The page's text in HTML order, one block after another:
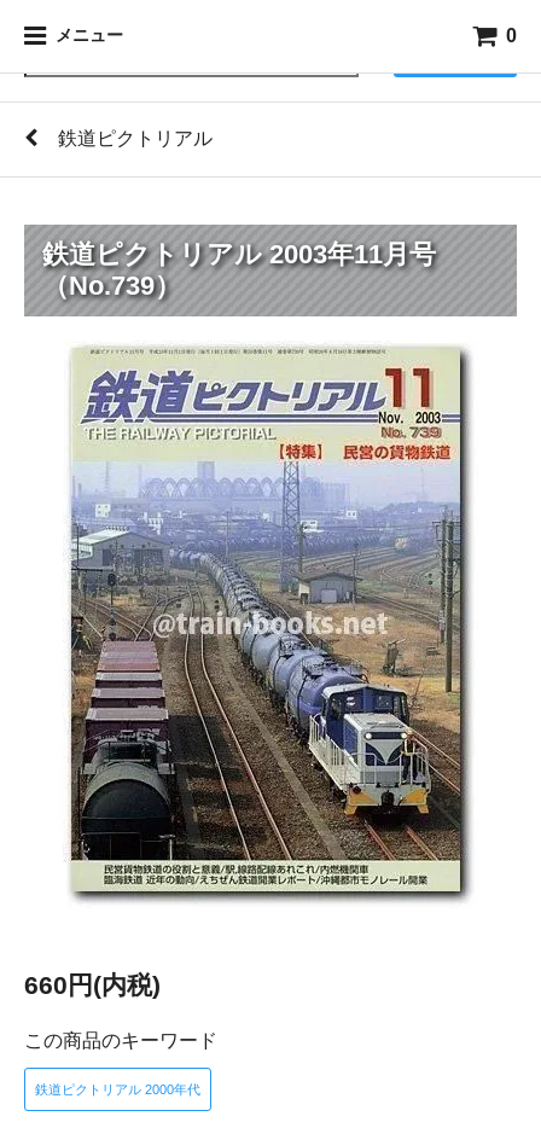
メニュー 0
鉄道ピクトリアル
鉄道ピクトリアル 2003年11月号
（No.739）
660円(内税)
この商品のキーワード
鉄道ピクトリアル 2000年代